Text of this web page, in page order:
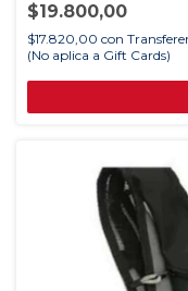
$19.800,00
$17.820,00 con
(No aplica a Gift Cards)